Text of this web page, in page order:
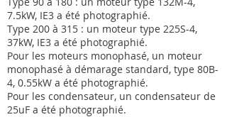
7.5kW, IE3 a été photographié.
Type 200 à 315 : un moteur type 225S-4,
37kW, IE3 a été photographié.
Pour les moteurs monophasé, un moteur
monophasé à démarage standard, type 80B-
4, 0.55kW a été photographié.
Pour les condensateur, un condensateur de
25uF a été photographié.